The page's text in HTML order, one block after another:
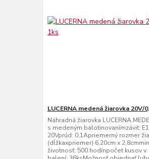
LUCERNA medená žiarovka 20V/
Náhradná žiarovka LUCERNA
s medeným balotinovanímzávit:
20Vprúd: 0,1Apriemerný rozmer
(dĺžkaxpriemer) 6,20cm x
životnosť: 500 hodínpočet kusov v